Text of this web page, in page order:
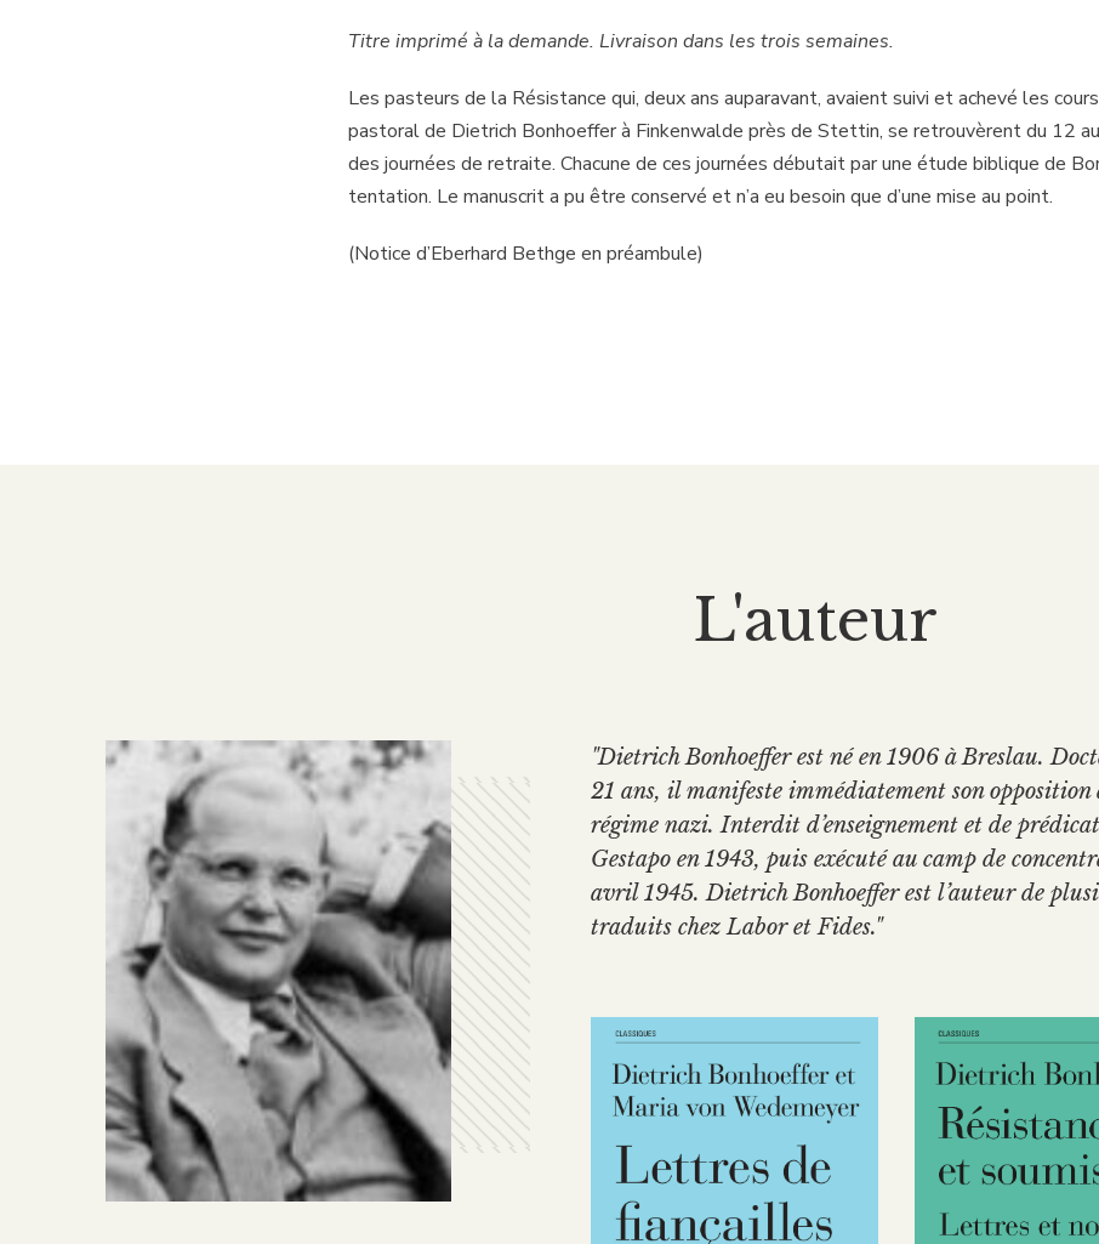
Titre imprimé à la demande. Livraison dans les trois semaines.
Les pasteurs de la Résistance qui, deux ans auparavant, avaient suivi et achevé les
pastoral de Dietrich Bonhoeffer à Finkenwalde près de Stettin, se retrouvèrent du 12
des journées de retraite. Chacune de ces journées débutait par une étude biblique de
tentation. Le manuscrit a pu être conservé et n’a eu besoin que d’une mise au point.
(Notice d’Eberhard Bethge en préambule)
L'auteur
"Dietrich Bonhoeffer est né en 1906 à Breslau.
21 ans, il manifeste immédiatement son opposition
régime nazi. Interdit d’enseignement et de
Gestapo en 1943, puis exécuté au camp de
avril 1945. Dietrich Bonhoeffer est l’auteur de
traduits chez Labor et Fides."